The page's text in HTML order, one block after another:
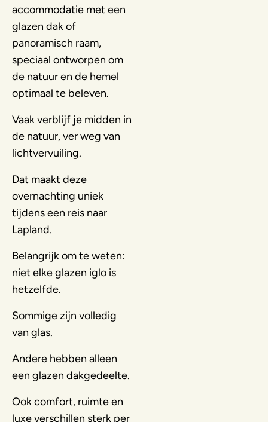
accommodatie met een
glazen dak of
panoramisch raam,
speciaal ontworpen om
de natuur en de hemel
optimaal te beleven.
Vaak verblijf je midden in
de natuur, ver weg van
lichtvervuiling.
Dat maakt deze
overnachting uniek
tijdens een reis naar
Lapland.
Belangrijk om te weten:
niet elke glazen iglo is
hetzelfde.
Sommige zijn volledig
van glas.
Andere hebben alleen
een glazen dakgedeelte.
Ook comfort, ruimte en
luxe verschillen sterk per